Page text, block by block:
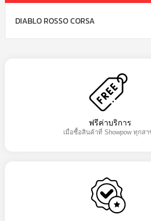
DIABLO ROSSO CORSA
ฟรีค่าบริการ
เมื่อซื้อสินค้าที่ Showpow ทุกสา